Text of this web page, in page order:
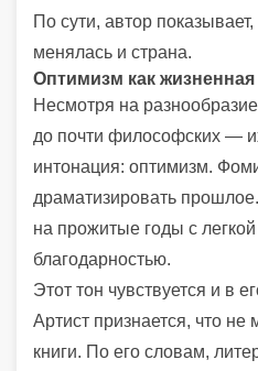
По сути, автор
менялась и страна.
Оптимизм как
Несмотря на
до почти философских —
интонация: оптимизм.
драматизировать
на прожитые годы с
благодарностью.
Этот тон чувствуется и в
Артист признается, что не
книги. По его словам,